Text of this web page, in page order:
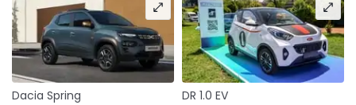
Dacia Spring DR 1.0 EV